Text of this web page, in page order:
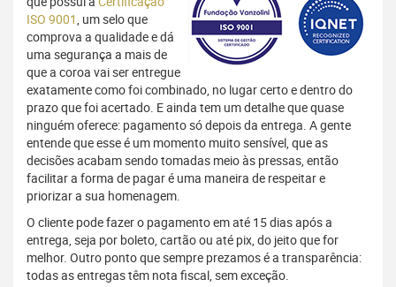
ISO 9001, um selo que
comprova a qualidade e dá
uma segurança a mais de
que a coroa vai ser entregue
exatamente como foi combinado, no lugar certo e dentro do
prazo que foi acertado. E ainda tem um detalhe que quase
ninguém oferece: pagamento só depois da entrega. A gente
entende que esse é um momento muito sensível, que as
decisões acabam sendo tomadas meio às pressas, então
facilitar a forma de pagar é uma maneira de respeitar e
priorizar a sua homenagem.
O cliente pode fazer o pagamento em até 15 dias após a
entrega, seja por boleto, cartão ou até pix, do jeito que for
melhor. Outro ponto que sempre prezamos é a transparência:
todas as entregas têm nota fiscal, sem exceção.